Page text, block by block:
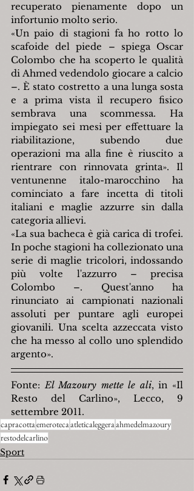
recuperato pienamente dopo un
infortunio molto serio.
«Un paio di stagioni fa ho rotto lo
scafoide del piede – spiega Oscar
Colombo che ha scoperto le qualità
di Ahmed vedendolo giocare a calcio
–. È stato costretto a una lunga sosta
e a prima vista il recupero fisico
sembrava una scommessa. Ha
impiegato sei mesi per effettuare la
riabilitazione, subendo due
operazioni ma alla fine è riuscito a
rientrare con rinnovata grinta». Il
ventunenne italo-marocchino ha
cominciato a fare incetta di titoli
italiani e maglie azzurre sin dalla
categoria allievi.
«La sua bacheca è già carica di trofei.
In poche stagioni ha collezionato una
serie di maglie tricolori, indossando
più volte l'azzurro – precisa
Colombo –. Quest'anno ha
rinunciato ai campionati nazionali
assoluti per puntare agli europei
giovanili. Una scelta azzeccata visto
che ha messo al collo uno splendido
argento».
Fonte: El Mazoury mette le ali, in «Il
Resto del Carlino», Lecco, 9
settembre 2011.
capracottaemerotecaatleticaleggeraahmedelmazoury
restodelcarlino
Sport